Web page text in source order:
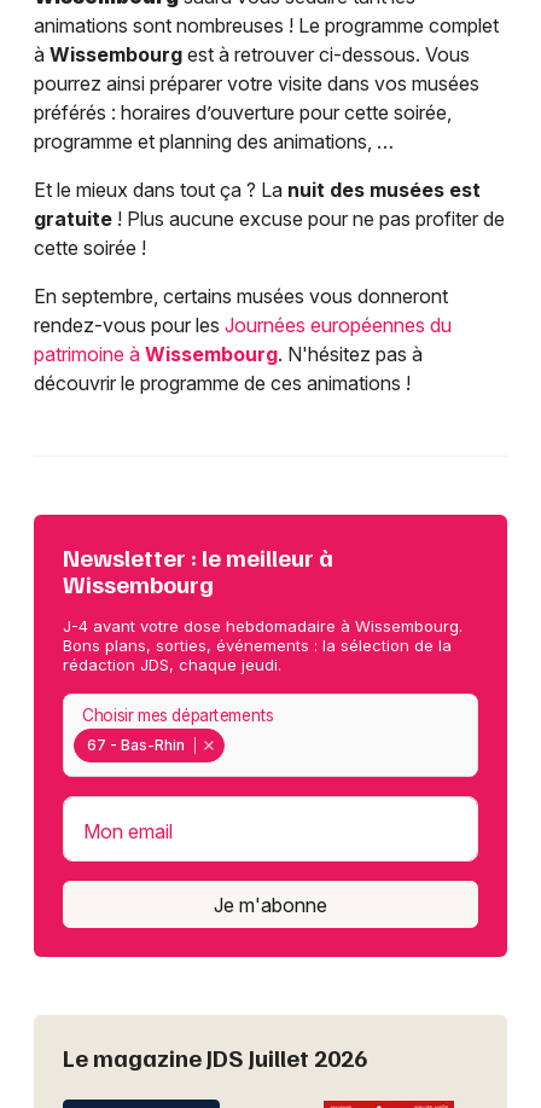
animations sont nombreuses ! Le programme complet
à Wissembourg est à retrouver ci-dessous. Vous
pourrez ainsi préparer votre visite dans vos musées
préférés : horaires d’ouverture pour cette soirée,
programme et planning des animations, …
Et le mieux dans tout ça ? La nuit des musées est
gratuite ! Plus aucune excuse pour ne pas profiter de
cette soirée !
En septembre, certains musées vous donneront
rendez-vous pour les Journées européennes du
patrimoine à Wissembourg. N'hésitez pas à
découvrir le programme de ces animations !
Newsletter : le meilleur à
Wissembourg
J-4 avant votre dose hebdomadaire à Wissembourg.
Bons plans, sorties, événements : la sélection de la
rédaction JDS, chaque jeudi.
67 - Bas-Rhin
Choisir mes départements
Mon email
Je m'abonne
Le magazine JDS Juillet 2026